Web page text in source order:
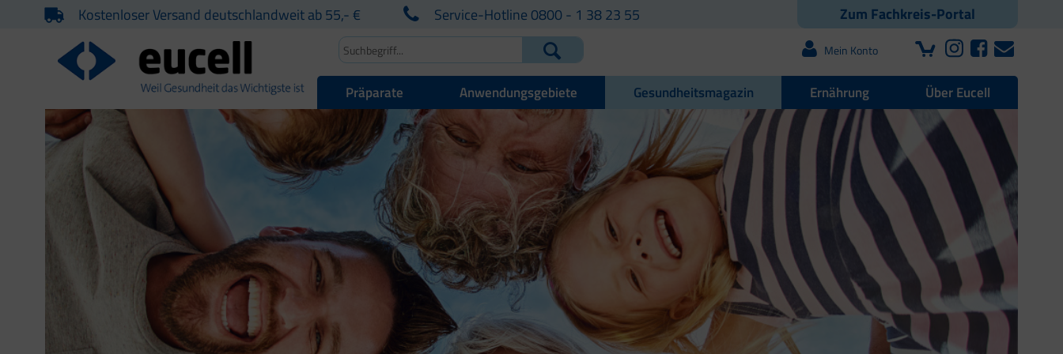
Zum Fachkreis-Portal
Kostenloser Versand deutschlandweit ab 55,- € Service-Hotline 0800 - 1 38 23 55
Mein Konto
Präparate Anwendungsgebiete Gesundheitsmagazin Ernährung Über Eucell